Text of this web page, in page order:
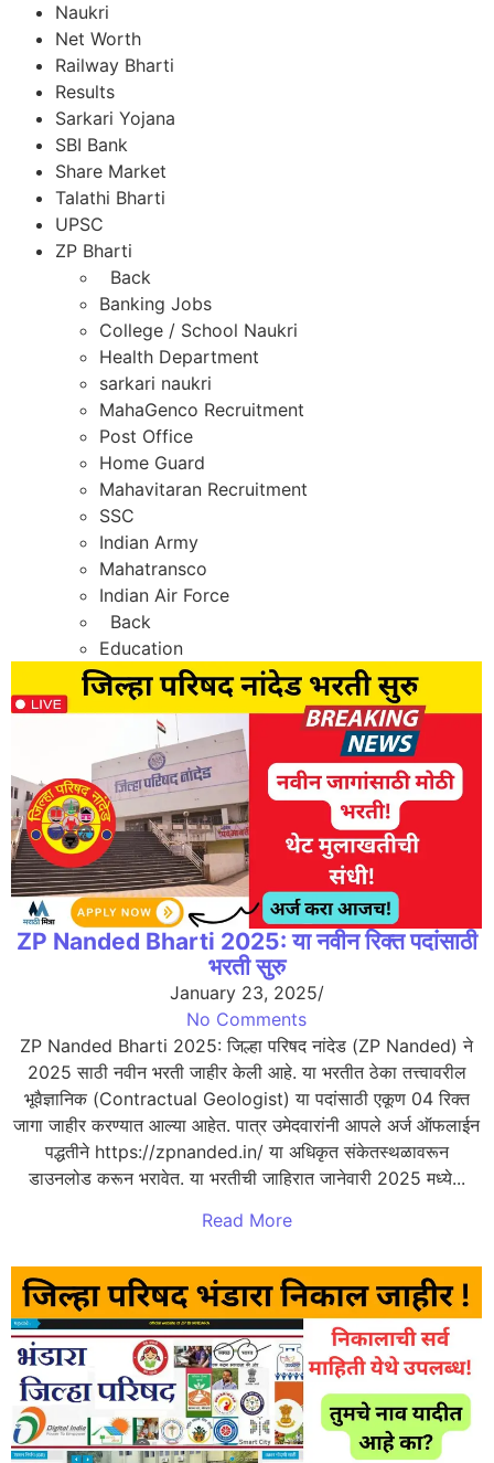
Naukri
Net Worth
Railway Bharti
Results
Sarkari Yojana
SBI Bank
Share Market
Talathi Bharti
UPSC
ZP Bharti
Back
Banking Jobs
College / School Naukri
Health Department
sarkari naukri
MahaGenco Recruitment
Post Office
Home Guard
Mahavitaran Recruitment
SSC
Indian Army
Mahatransco
Indian Air Force
Back
Education
ZP Nanded Bharti 2025: या नवीन रिक्त पदांसाठी
भरती सुरु
January 23, 2025/
No Comments
ZP Nanded Bharti 2025: जिल्हा परिषद नांदेड (ZP Nanded) ने
2025 साठी नवीन भरती जाहीर केली आहे. या भरतीत ठेका तत्त्वावरील
भूवैज्ञानिक (Contractual Geologist) या पदांसाठी एकूण 04 रिक्त
जागा जाहीर करण्यात आल्या आहेत. पात्र उमेदवारांनी आपले अर्ज ऑफलाईन
पद्धतीने https://zpnanded.in/ या अधिकृत संकेतस्थळावरून
डाउनलोड करून भरावेत. या भरतीची जाहिरात जानेवारी 2025 मध्ये...
Read More